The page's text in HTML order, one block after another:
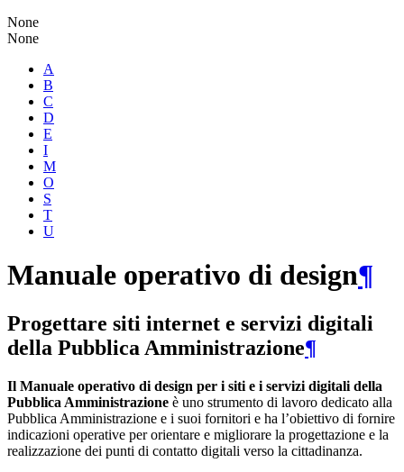
None
None
A
B
C
D
E
I
M
O
S
T
U
Manuale operativo di design¶
Progettare siti internet e servizi digitali
della Pubblica Amministrazione¶
Il Manuale operativo di design per i siti e i servizi digitali della
Pubblica Amministrazione è uno strumento di lavoro dedicato alla
Pubblica Amministrazione e i suoi fornitori e ha l’obiettivo di fornire
indicazioni operative per orientare e migliorare la progettazione e la
realizzazione dei punti di contatto digitali verso la cittadinanza.